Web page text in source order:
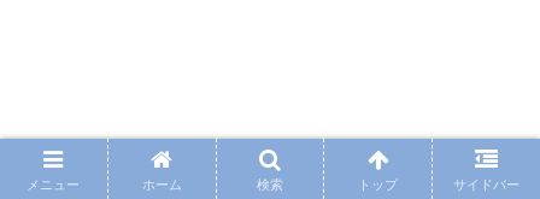
メニュー ホーム 検索 トップ サイドバー